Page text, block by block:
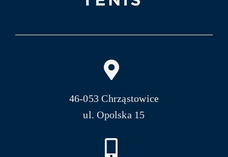
46-053 Chrząstowice
ul. Opolska 15